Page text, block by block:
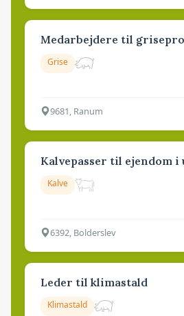
Medarbejdere til
Grise
9681, Ranum
Kalvepasser til ejendom i
Kalve
6392, Bolderslev
Leder til klimastald
Klimastald